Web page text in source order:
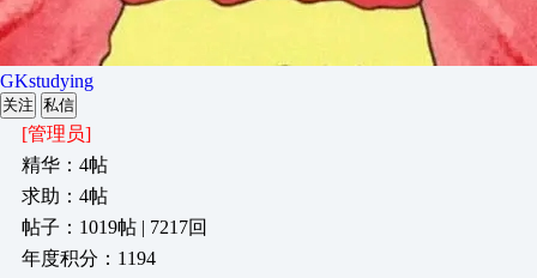
GKstudying
关注 私信
[管理员]
精华：4帖
求助：4帖
帖子：1019帖 | 7217回
年度积分：1194